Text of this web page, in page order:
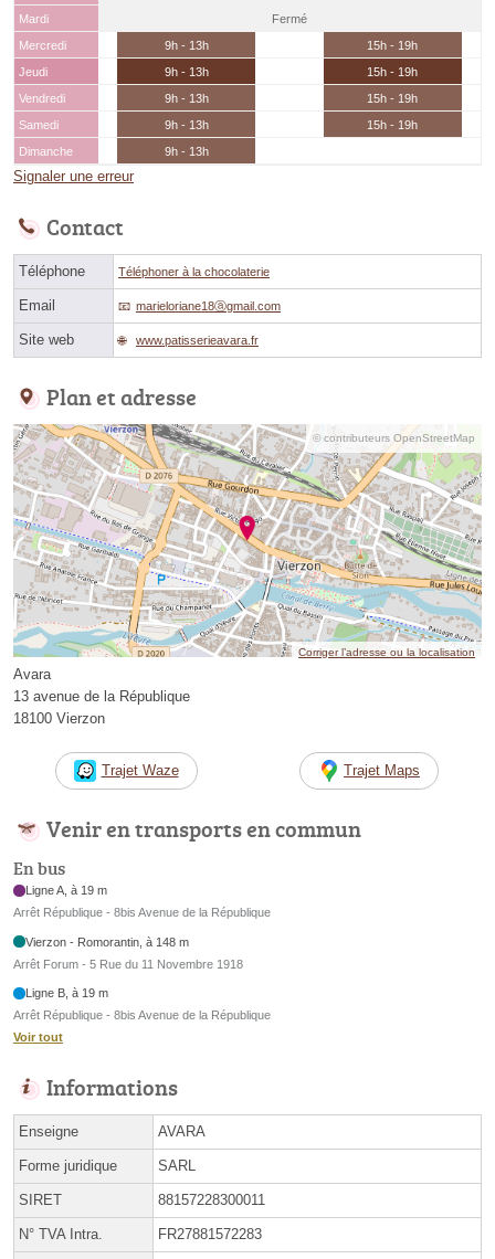
Mardi
Fermé
Mercredi
9h - 13h
15h - 19h
Jeudi
9h - 13h
15h - 19h
Vendredi
9h - 13h
15h - 19h
Samedi
9h - 13h
15h - 19h
Dimanche
9h - 13h
Signaler une erreur
Contact
Téléphone Téléphoner à la chocolaterie
Email marieloriane18ⓐgmail.com
Site web www.patisserieavara.fr
Plan et adresse
© contributeurs OpenStreetMap
Corriger l’adresse ou la localisation
Avara
13 avenue de la République
18100 Vierzon
Trajet Waze Trajet Maps
Venir en transports en commun
En bus
Ligne A, à 19 m
Arrêt République - 8bis Avenue de la République
Vierzon - Romorantin, à 148 m
Arrêt Forum - 5 Rue du 11 Novembre 1918
Ligne B, à 19 m
Arrêt République - 8bis Avenue de la République
Voir tout
Informations
Enseigne AVARA
Forme juridique SARL
SIRET 88157228300011
N° TVA Intra. FR27881572283